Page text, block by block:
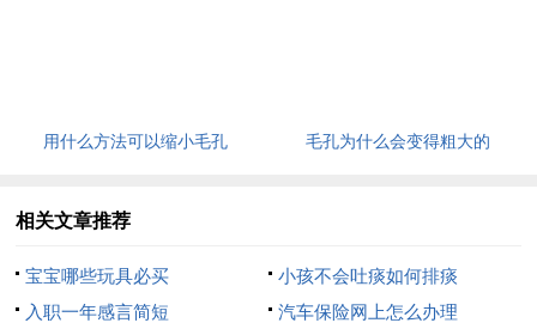
用什么方法可以缩小毛孔 毛孔为什么会变得粗大的
相关文章推荐
宝宝哪些玩具必买
小孩不会吐痰如何排痰
入职一年感言简短
汽车保险网上怎么办理